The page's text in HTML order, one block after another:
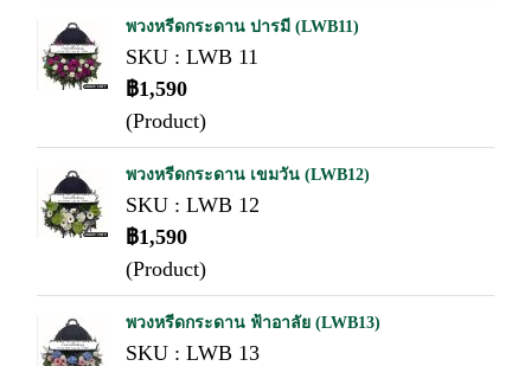
พวงหรีดกระดาน ปารมี (LWB11)
SKU : LWB 11
฿1,590
(Product)
พวงหรีดกระดาน เขมวัน (LWB12)
SKU : LWB 12
฿1,590
(Product)
พวงหรีดกระดาน ฟ้าอาลัย (LWB13)
SKU : LWB 13